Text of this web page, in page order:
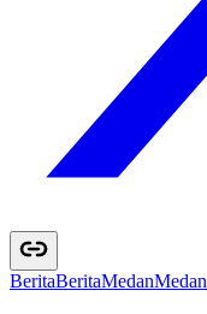
BeritaBeritaMedanMedan